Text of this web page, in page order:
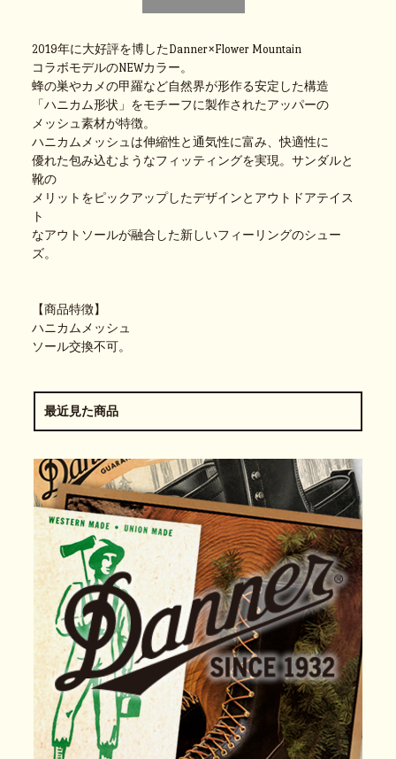
2019年に大好評を博したDanner×Flower Mountain
コラボモデルのNEWカラー。
蜂の巣やカメの甲羅など自然界が形作る安定した構造
「ハニカム形状」をモチーフに製作されたアッパーの
メッシュ素材が特徴。
ハニカムメッシュは伸縮性と通気性に富み、快適性に
優れた包み込むようなフィッティングを実現。サンダルと
靴の
メリットをピックアップしたデザインとアウトドアテイス
ト
なアウトソールが融合した新しいフィーリングのシュー
ズ。
【商品特徴】
ハニカムメッシュ
ソール交換不可。
最近見た商品